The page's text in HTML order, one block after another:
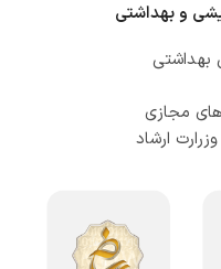
و بهداشتی
بهداشتی
مجازی
ارشاد